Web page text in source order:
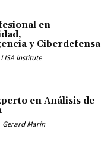
en
y Ciberdefensa
LISA Institute
en Análisis de
Gerard Marín